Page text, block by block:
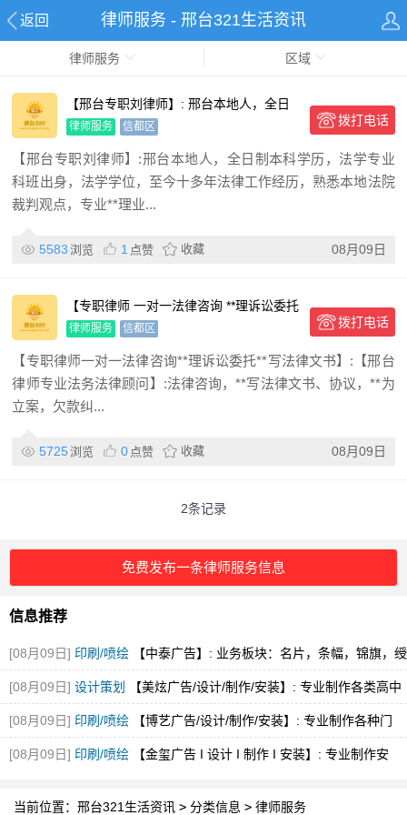
返回 律师服务 - 邢台321生活资讯
律师服务 区域
【邢台专职刘律师】: 邢台本地人，全日
制本科学历，法学专业科
律师服务 信都区 拨打电话
【邢台专职刘律师】:邢台本地人，全日制本科学历，法学专业
科班出身，法学学位，至今十多年法律工作经历，熟悉本地法院
裁判观点，专业**理业...
5583 浏览 1 点赞 收藏 08月09日
【专职律师 一对一法律咨询 **理诉讼委托
**写法律文书】
律师服务 信都区 拨打电话
【专职律师一对一法律咨询**理诉讼委托**写法律文书】:【邢台
律师专业法务法律顾问】:法律咨询，**写法律文书、协议，**为
立案，欠款纠...
5725 浏览 0 点赞 收藏 08月09日
2条记录
免费发布一条律师服务信息
信息推荐
[08月09日] 印刷/喷绘 【中泰广告】: 业务板块：名片，条幅，锦旗，绶
带，袖标，喷绘
[08月09日] 设计策划 【美炫广告/设计/制作/安装】: 专业制作各类高中
低档门头，
[08月09日] 印刷/喷绘 【博艺广告/设计/制作/安装】: 专业制作各种门
头，铝塑板施
[08月09日] 印刷/喷绘 【金玺广告 I 设计 I 制作 I 安装】: 专业制作安
当前位置： 邢台321生活资讯 > 分类信息 > 律师服务